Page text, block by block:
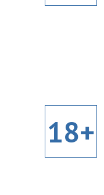
18+